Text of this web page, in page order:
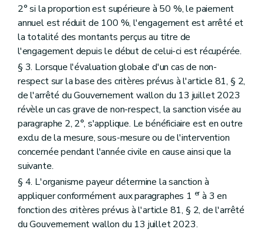
2° si la proportion est supérieure à 50 %, le paiement
annuel est réduit de 100 %, l'engagement est arrêté et
la totalité des montants perçus au titre de
l'engagement depuis le début de celui-ci est récupérée.
§ 3. Lorsque l'évaluation globale d'un cas de non-
respect sur la base des critères prévus à l'article 81, § 2,
de l'arrêté du Gouvernement wallon du 13 juillet 2023
révèle un cas grave de non-respect, la sanction visée au
paragraphe 2, 2°, s'applique. Le bénéficiaire est en outre
exclu de la mesure, sous-mesure ou de l'intervention
concernée pendant l'année civile en cause ainsi que la
suivante.
§ 4. L'organisme payeur détermine la sanction à
appliquer conformément aux paragraphes 1 erà 3 en
fonction des critères prévus à l'article 81, § 2, de l'arrêté
du Gouvernement wallon du 13 juillet 2023.